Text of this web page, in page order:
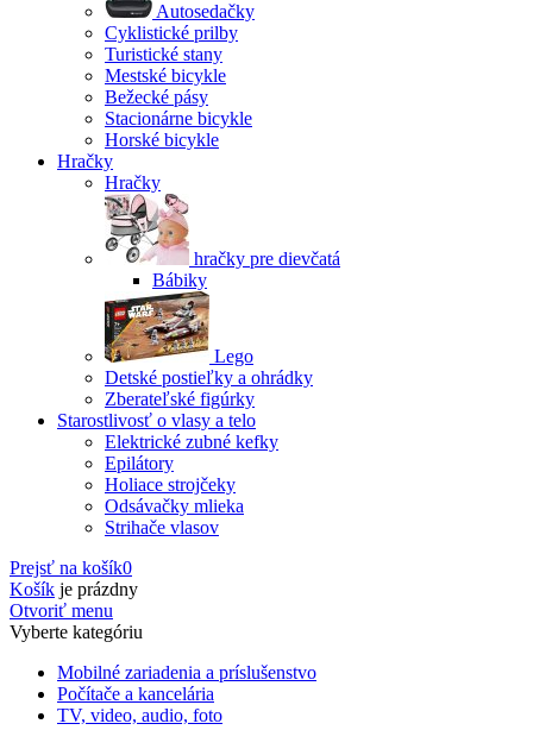
Autosedačky
Cyklistické prilby
Turistické stany
Mestské bicykle
Bežecké pásy
Stacionárne bicykle
Horské bicykle
Hračky
Hračky
hračky pre dievčatá
Bábiky
Lego
Detské postieľky a ohrádky
Zberateľské figúrky
Starostlivosť o vlasy a telo
Elektrické zubné kefky
Epilátory
Holiace strojčeky
Odsávačky mlieka
Strihače vlasov
Prejsť na košík0
Košík je prázdny
Otvoriť menu
Vyberte kategóriu
Mobilné zariadenia a príslušenstvo
Počítače a kancelária
TV, video, audio, foto